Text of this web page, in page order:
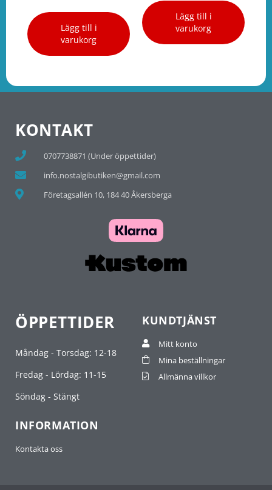
Lägg till i
varukorg
Lägg till i
varukorg
KONTAKT
0707738871 (Under öppettider)
info.nostalgibutiken@gmail.com
Företagsallén 10, 184 40 Åkersberga
ÖPPETTIDER
Måndag - Torsdag: 12-18
Fredag - Lördag: 11-15
Söndag - Stängt
KUNDTJÄNST
Mitt konto
Mina beställningar
Allmänna villkor
INFORMATION
Kontakta oss